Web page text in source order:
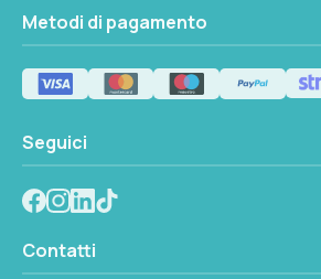
alla navigazione costiera: per
precisione rimane preferibile
bussola dedicata. Lo strumento
guardie di navigazione,
ostacoli e identificazione di
distanza.
Metodi di pagamento
Seguici
Contatti